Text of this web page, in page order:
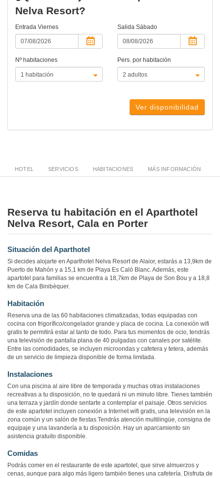
Nelva Resort?
Entrada Viernes Salida Sábado
Nº habitaciones Pers. por habitación
Ver disponibilidad
HOTEL SERVICIOS HABITACIONES MÁS INFORMACIÓN
Reserva tu habitación en el Aparthotel
Nelva Resort, Cala en Porter
Situación del Aparthotel
Si decides alojarte en Aparthotel Nelva Resort de Alaior, estarás a 13,9km de
Puerto de Mahón y a 15,1 km de Playa Es Caló Blanc. Además, este
apartotel para familias se encuentra a 18,7km de Playa de Son Bou y a 18,8
km de Cala Binibèquer.
Habitación
Reserva una de las 60 habitaciones climatizadas, todas equipadas con
cocina con frigorífico/congelador grande y placa de cocina. La conexión wifi
gratis te permitirá estar al tanto de todo. Para tus momentos de ocio, tendrás
una televisión de pantalla plana de 40 pulgadas con canales por satélite.
Entre las comodidades, se incluyen microondas y cafetera y tetera, además
de un servicio de limpieza disponible de forma limitada.
Instalaciones
Con una piscina al aire libre de temporada y muchas otras instalaciones
recreativas a tu disposición, no te quedará ni un minuto libre. Tienes también
una terraza y jardín donde sentarte a contemplar el paisaje. Otros servicios
de este apartotel incluyen conexión a Internet wifi gratis, una televisión en la
zona común y un salón de fiestas.Tendrás atención multilingüe, consigna de
equipaje y una lavandería a tu disposición. Hay un aparcamiento sin
asistencia gratuito disponible.
Comidas
Podrás comer en el restaurante de este apartotel, que sirve almuerzos y
cenas, aunque para algo más ligero también tienes una cafetería. Disfruta de